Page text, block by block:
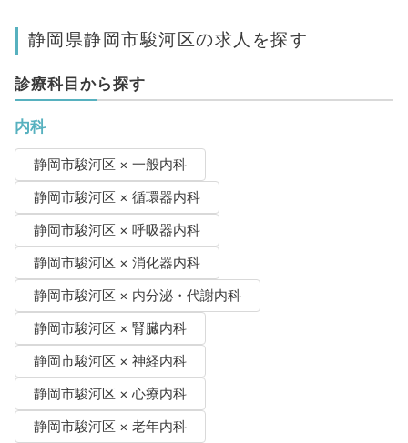
静岡県静岡市駿河区の求人を探す
診療科目から探す
内科
静岡市駿河区 × 一般内科
静岡市駿河区 × 循環器内科
静岡市駿河区 × 呼吸器内科
静岡市駿河区 × 消化器内科
静岡市駿河区 × 内分泌・代謝内科
静岡市駿河区 × 腎臓内科
静岡市駿河区 × 神経内科
静岡市駿河区 × 心療内科
静岡市駿河区 × 老年内科